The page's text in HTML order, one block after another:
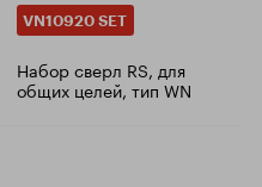
VN10920 SET
Набор сверл RS, для
общих целей, тип WN